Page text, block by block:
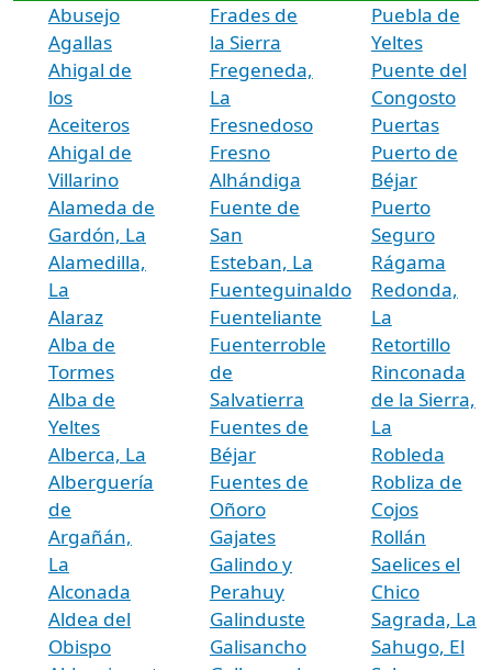
Abusejo
Agallas
Ahigal de
los
Aceiteros
Ahigal de
Villarino
Alameda de
Gardón, La
Alamedilla,
La
Alaraz
Alba de
Tormes
Alba de
Yeltes
Alberca, La
Alberguería
de
Argañán,
La
Alconada
Aldea del
Obispo
Frades de
la Sierra
Fregeneda,
La
Fresnedoso
Fresno
Alhándiga
Fuente de
San
Esteban, La
Fuenteguinaldo
Fuenteliante
Fuenterroble
de
Salvatierra
Fuentes de
Béjar
Fuentes de
Oñoro
Gajates
Galindo y
Perahuy
Galinduste
Galisancho
Puebla de
Yeltes
Puente del
Congosto
Puertas
Puerto de
Béjar
Puerto
Seguro
Rágama
Redonda,
La
Retortillo
Rinconada
de la Sierra,
La
Robleda
Robliza de
Cojos
Rollán
Saelices el
Chico
Sagrada, La
Sahugo, El